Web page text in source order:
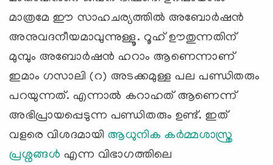
മാത്രമേ ഈ സാഹചര്യത്തില്‍ അബോര്‍ഷന്‍
അനുവദനീയമാവുന്നുള്ളൂ. റൂഹ് ഊതുന്നതിന്
മുമ്പും അബോര്‍ഷന്‍ ഹറാം ആണെന്നാണ്
ഇമാം ഗസാലി (റ) അടക്കമുള്ള പല പണ്ഡിതരും
പറയുന്നത്. എന്നാല്‍ കറാഹത് ആണെന്ന്
അഭിപ്രായപ്പെടുന്ന പണ്ഡിതരും ഉണ്ട്. ഇത്
വളരെ വിശദമായി ആധുനിക കര്‍മ്മശാസ്ത്ര
പ്രശ്നങ്ങള്‍ എന്ന വിഭാഗത്തിലെ